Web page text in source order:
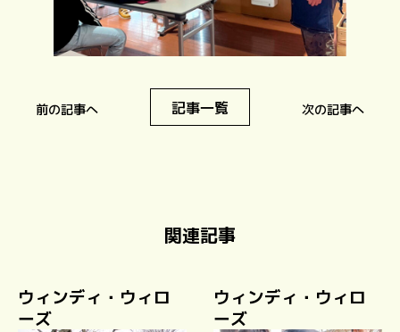
前の記事へ 記事一覧 次の記事へ
関連記事
ウィンディ・ウィロ
ーズ
ウィンディ・ウィロ
ーズ